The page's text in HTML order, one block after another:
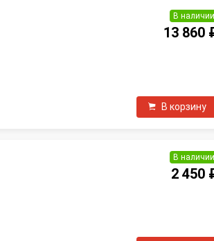
В наличии
13 860
В корзину
В наличии
2 450